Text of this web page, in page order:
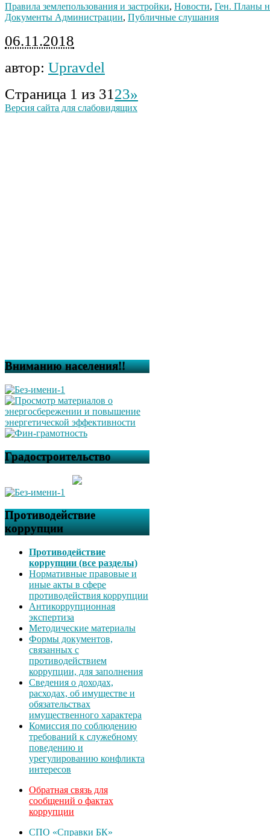
Правила землепользования и застройки, Новости, Ген. Планы
Документы Администрации, Публичные слушания
06.11.2018
автор: Upravdel
Страница 1 из 31 23»
Версия сайта для слабовидящих
Вниманию населения!!
Градостроительство
Противодействие
коррупции
Противодействие
коррупции (все разделы)
Нормативные правовые и
иные акты в сфере
противодействия коррупции
Антикоррупционная
экспертиза
Методические материалы
Формы документов,
связанных с
противодействием
коррупции, для заполнения
Сведения о доходах,
расходах, об имуществе и
обязательствах
имущественного характера
Комиссия по соблюдению
требований к служебному
поведению и
урегулированию конфликта
интересов
Обратная связь для
сообщений о фактах
коррупции
СПО «Справки БК»